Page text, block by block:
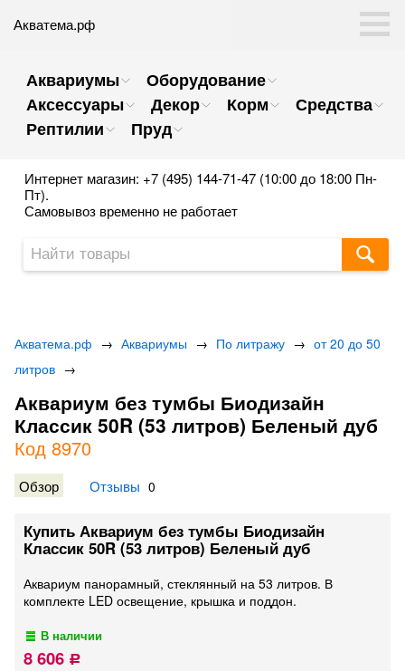
Акватема.рф
Аквариумы
Оборудование
Аксессуары
Декор Корм
Средства
Рептилии
Пруд
Интернет магазин: +7 (495) 144-71-47 (10:00 до 18:00 Пн-
Пт).
Самовывоз временно не работает
Акватема.рф → Аквариумы → По литражу → от 20 до 50
литров →
Аквариум без тумбы Биодизайн
Классик 50R (53 литров) Беленый дуб
Код 8970
Обзор Отзывы 0
Купить Аквариум без тумбы Биодизайн
Классик 50R (53 литров) Беленый дуб
Аквариум панорамный, стеклянный на 53 литров. В
комплекте LED освещение, крышка и поддон.
В наличии
8 606 Р